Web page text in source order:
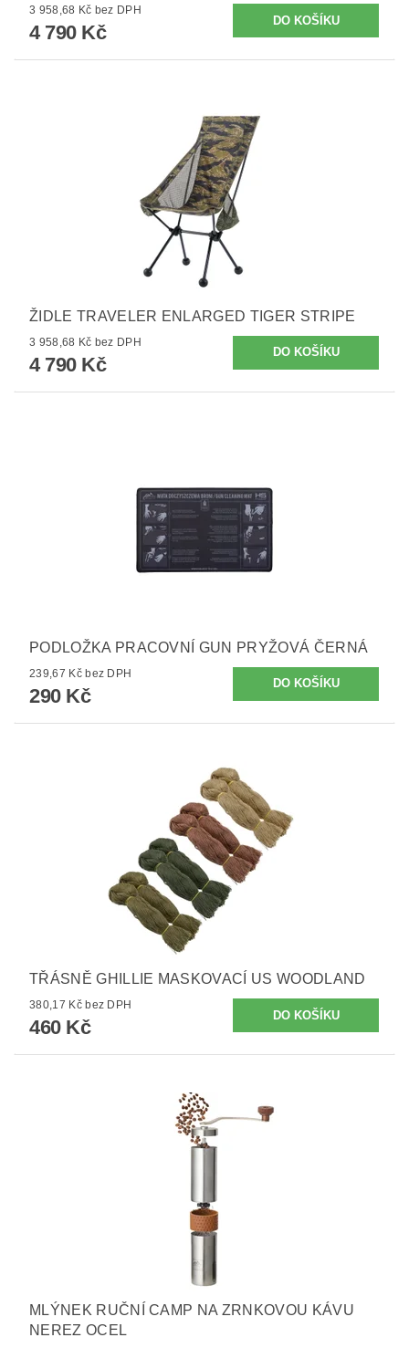
3 958,68 Kč bez DPH
4 790 Kč
ŽIDLE TRAVELER ENLARGED TIGER STRIPE
3 958,68 Kč bez DPH
4 790 Kč
PODLOŽKA PRACOVNÍ GUN PRYŽOVÁ ČERNÁ
239,67 Kč bez DPH
290 Kč
TŘÁSNĚ GHILLIE MASKOVACÍ US WOODLAND
380,17 Kč bez DPH
460 Kč
MLÝNEK RUČNÍ CAMP NA ZRNKOVOU KÁVU
NEREZ OCEL